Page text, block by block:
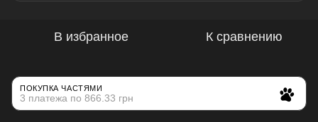
В избранное К сравнению
ПОКУПКА ЧАСТЯМИ
3 платежа по 866.33 грн